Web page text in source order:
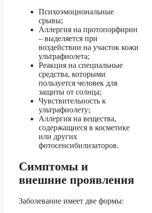
Психоэмоциональные
срывы;
Аллергия на протопорфирин
– выделяется при
воздействии на участок кожи
ультрафиолета;
Реакция на специальные
средства, которыми
пользуется человек для
защиты от солнца;
Чувствительность к
ультрафиолету;
Аллергия на вещества,
содержащиеся в косметике
или других
фотосенсибилизаторов.
Симптомы и
внешние проявления
Заболевание имеет две формы: